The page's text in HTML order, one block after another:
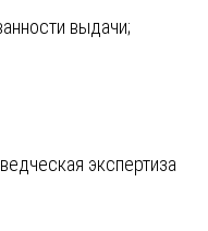
выдачи;
экспертиза